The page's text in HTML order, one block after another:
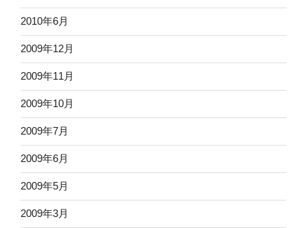
2010年6月
2009年12月
2009年11月
2009年10月
2009年7月
2009年6月
2009年5月
2009年3月